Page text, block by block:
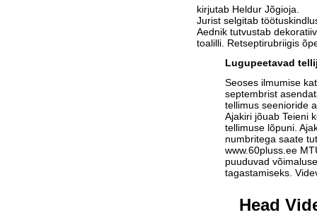
kirjutab Heldur Jõgioja.
Jurist selgitab
Aednik tutvustab
toalilli. Retseptirubriigis
Lugupeetavad
Seoses ilmumise
septembrist
tellimus seenioride
Ajakiri jõuab Teieni
tellimuse lõpuni.
numbritega saate
www.60pluss.ee
puuduvad
tagastamiseks.
Head